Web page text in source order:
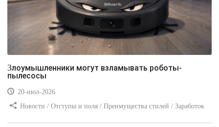
Злоумышленники могут взламывать роботы-
пылесосы
20-июл-2026
Новости / Отступы и поля / Преимущества стилей / Заработок